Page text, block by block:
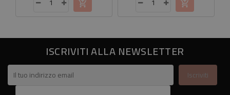
ISCRIVITI ALLA NEWSLETTER